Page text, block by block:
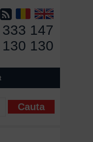
147
130